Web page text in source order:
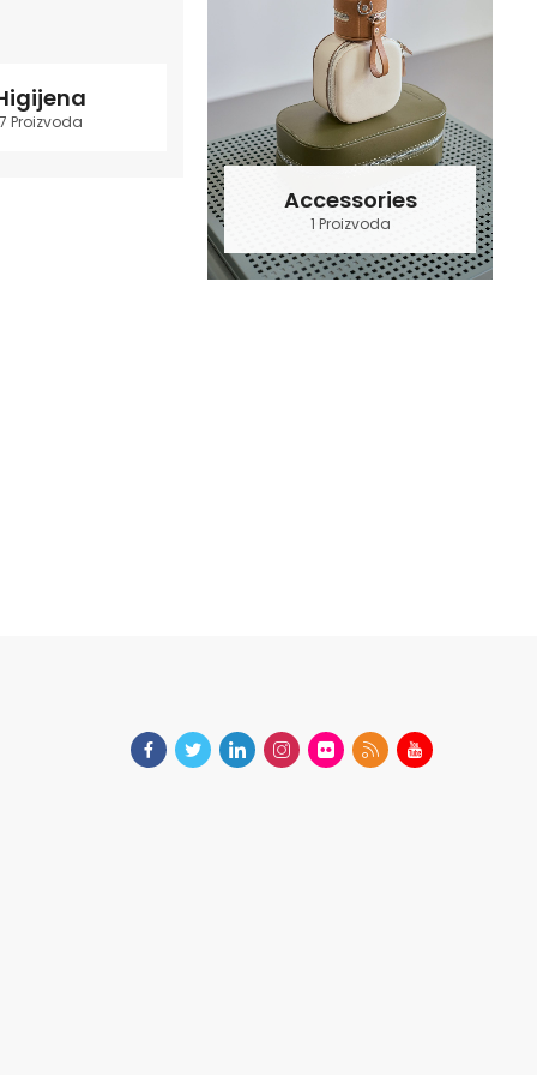
Proizvoda
Accessories
1 Proizvoda